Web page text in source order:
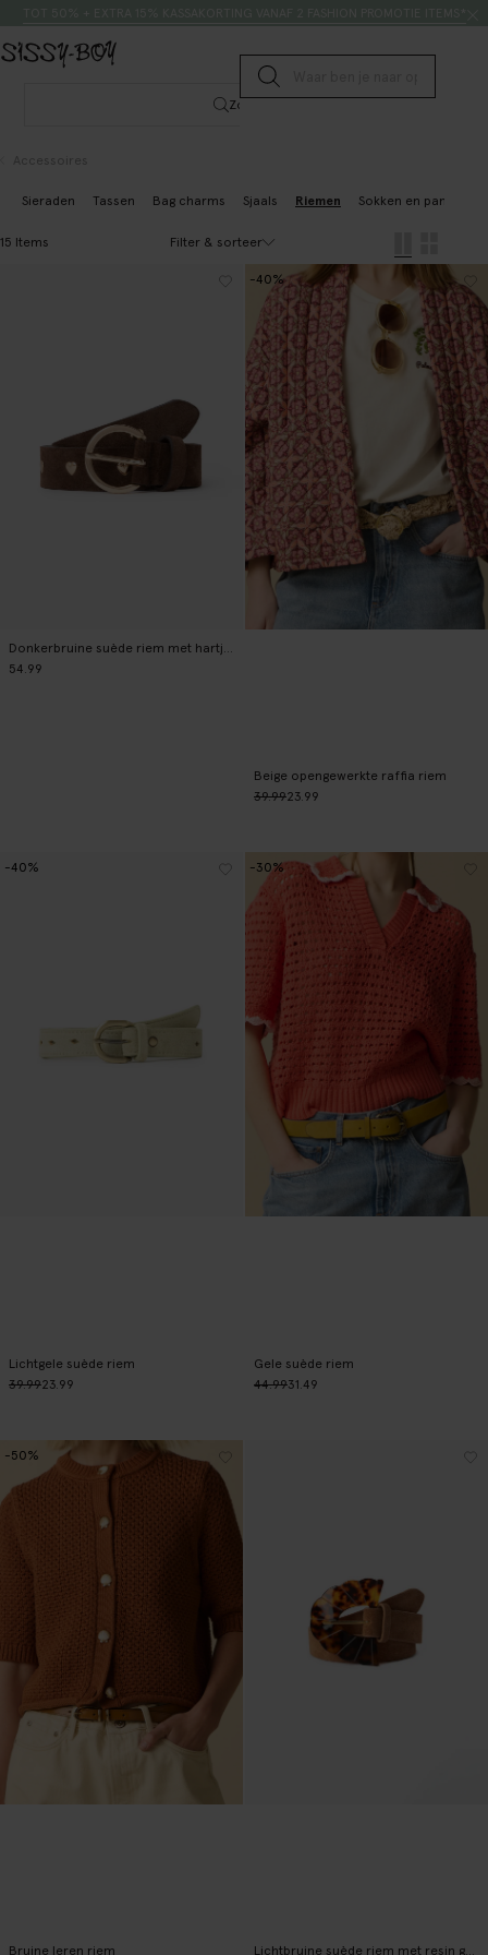
Submit search
Zoeken
Accessoires
Sieraden Tassen Bag charms Sjaals Riemen Sokken en panty's
15 Items Filter & sorteer
54.99
Beige opengewerkte raffia riem
39.9923.99
-40%
Lichtgele suède riem
39.9923.99
-40%
Gele suède riem
44.9931.49
-30%
Bruine leren riem
-50%
Lichtbruine suède riem met resin gesp